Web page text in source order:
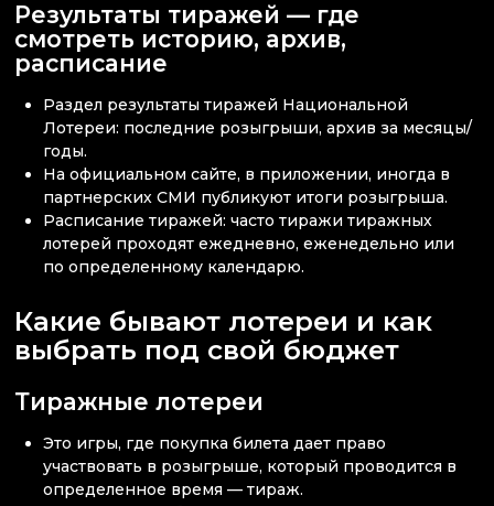
Результаты тиражей — где
смотреть историю, архив,
расписание
Раздел результаты тиражей Национальной
Лотереи: последние розыгрыши, архив за месяцы/
годы.
На официальном сайте, в приложении, иногда в
партнерских СМИ публикуют итоги розыгрыша.
Расписание тиражей: часто тиражи тиражных
лотерей проходят ежедневно, еженедельно или
по определенному календарю.
Какие бывают лотереи и как
выбрать под свой бюджет
Тиражные лотереи
Это игры, где покупка билета дает право
участвовать в розыгрыше, который проводится в
определенное время — тираж.